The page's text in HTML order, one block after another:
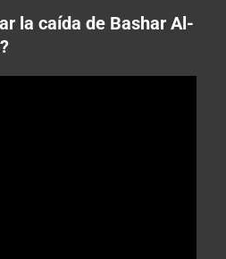
la caída de Bashar Al-